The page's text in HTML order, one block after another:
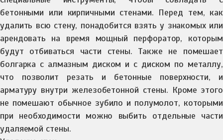
бетонными или кирпичными стенами. Перед тем, как
удалить всю стену, понадобится взять у знакомых или
арендовать на время мощный перфоратор, которым
будут отбиваться части стены. Также не помешает
болгарка с алмазным диском и с диском по металлу,
что позволит резать и бетонные поверхности, и
арматуру внутри железобетонной стены. Кроме этого
не помешают обычное зубило и полумолот, которыми
при необходимости можно выбить отдельные части
удаляемой стены.